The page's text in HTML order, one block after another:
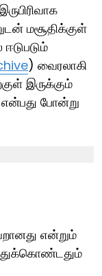
மசூதிக்குள்
) வைரலாகி
இருக்கும்
போன்று
என்றும்